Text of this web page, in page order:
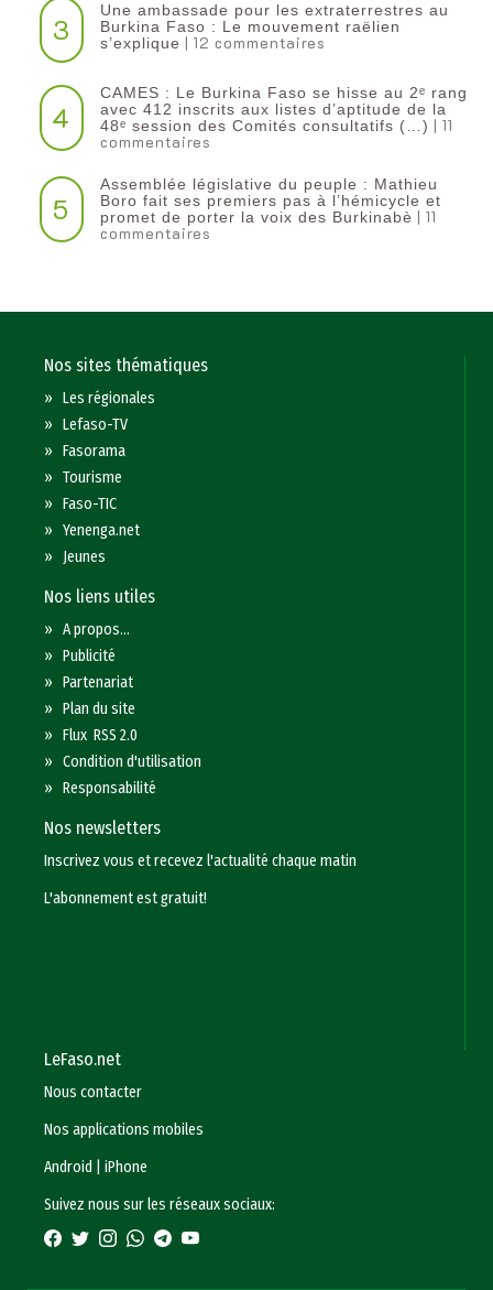
3
Une ambassade pour les extraterrestres au
Burkina Faso : Le mouvement raëlien
s’explique | 12 commentaires
4
CAMES : Le Burkina Faso se hisse au 2ᵉ rang
avec 412 inscrits aux listes d’aptitude de la
48ᵉ session des Comités consultatifs (…) | 11
commentaires
5
Assemblée législative du peuple : Mathieu
Boro fait ses premiers pas à l’hémicycle et
promet de porter la voix des Burkinabè | 11
commentaires
Nos sites thématiques
»Les régionales
»Lefaso-TV
»Fasorama
»Tourisme
»Faso-TIC
»Yenenga.net
» Jeunes
Nos liens utiles
»A propos...
»Publicité
»Partenariat
»Plan du site
»Flux RSS 2.0
»Condition d'utilisation
»Responsabilité
Nos newsletters
Inscrivez vous et recevez l'actualité chaque matin
L'abonnement est gratuit!
LeFaso.net
Nous contacter
Nos applications mobiles
Android
|iPhone
Suivez nous sur les réseaux sociaux: